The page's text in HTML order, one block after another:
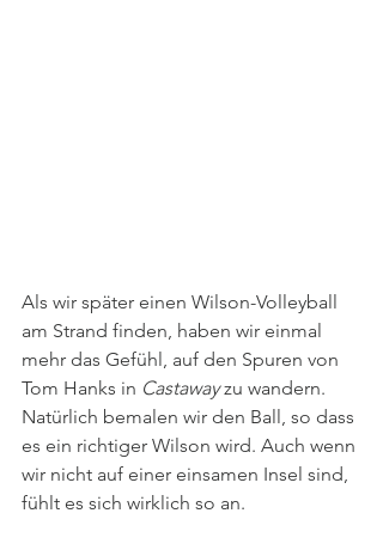
Als wir später einen Wilson-Volleyball
am Strand finden, haben wir einmal
mehr das Gefühl, auf den Spuren von
Tom Hanks in Castaway zu wandern.
Natürlich bemalen wir den Ball, so dass
es ein richtiger Wilson wird. Auch wenn
wir nicht auf einer einsamen Insel sind,
fühlt es sich wirklich so an.